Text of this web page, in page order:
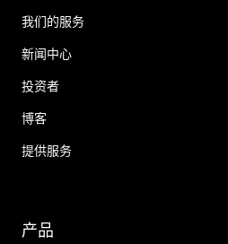
我们的服务
新闻中心
投资者
博客
提供服务
产品